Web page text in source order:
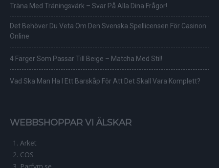
Träna Med Träningsvärk – Svar På Alla Dina Frågor!
Det Behöver Du Veta Om Den Svenska Spellicensen För Casinon
Online
4 Färger Som Passar Till Beige – Matcha Med Stil!
Vad Ska Man Ha I Ett Barskåp För Att Det Skall Vara Komplett?
WEBBSHOPPAR VI ÄLSKAR
Arket
COS